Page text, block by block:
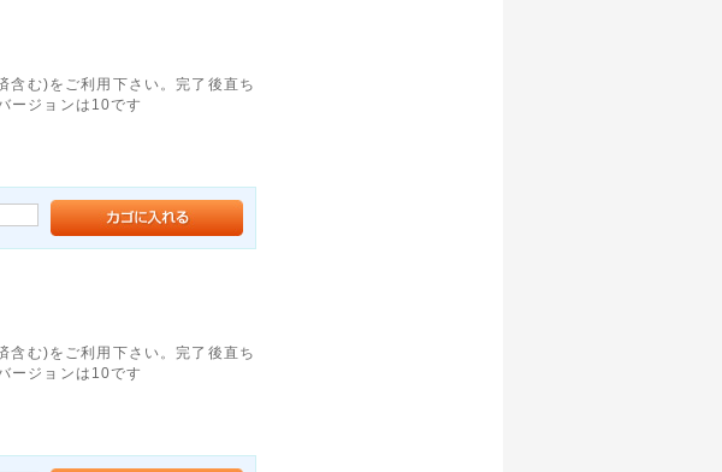
む)をご利用下さい。完了後直ち
ージョンは10です
む)をご利用下さい。完了後直ち
ージョンは10です